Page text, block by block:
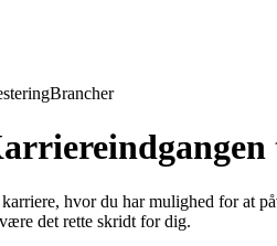
Brancher
hvor du har mulighed for
det rette skridt for dig.